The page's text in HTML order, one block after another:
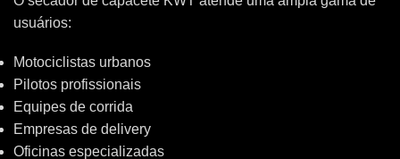
usuários:
Motociclistas urbanos
Pilotos profissionais
Equipes de corrida
Empresas de delivery
Oficinas especializadas